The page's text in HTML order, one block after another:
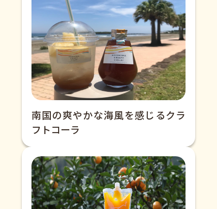
南国の爽やかな海風を感じるクラ
フトコーラ